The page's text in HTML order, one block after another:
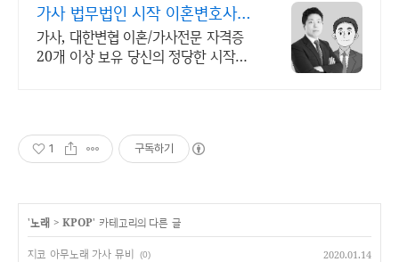
가사 법무법인 시작 이혼변호사
24시간 비밀상담
가사, 대한변협 이혼/가사전문 자격증
20개 이상 보유 당신의 정당한 시작을
1 구독하기
'노래 > KPOP' 카테고리의 다른 글
지코 아무노래 가사 뮤비 (0) 2020.01.14